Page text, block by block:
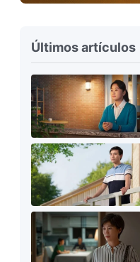
Últimos artículos